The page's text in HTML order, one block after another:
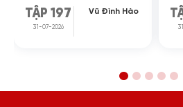
TẬP 197
31-07-2026
Vũ Đình Hào